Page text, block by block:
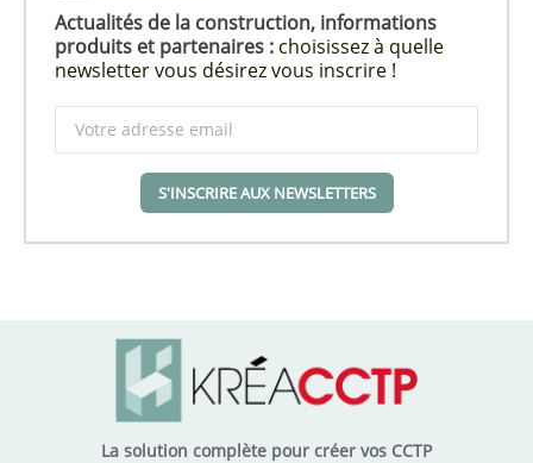
Actualités de la construction, informations
produits et partenaires : choisissez à quelle
newsletter vous désirez vous inscrire !
S'INSCRIRE AUX NEWSLETTERS
La solution complète pour créer vos CCTP